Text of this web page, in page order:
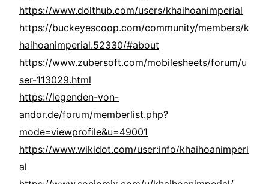
https://www.dolthub.com/users/khaihoanimperial
https://buckeyescoop.com/community/members/k
haihoanimperial.52330/#about
https://www.zubersoft.com/mobilesheets/forum/u
ser-113029.html
https://legenden-von-
andor.de/forum/memberlist.php?
mode=viewprofile&u=49001
https://www.wikidot.com/user:info/khaihoanimperi
al